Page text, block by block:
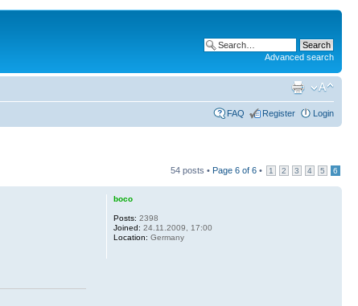
Advanced search
FAQ Register Login
54 posts • Page 6 of 6 • 1 2 3 4 5 6
boco
Posts: 2398
Joined: 24.11.2009, 17:00
Location: Germany